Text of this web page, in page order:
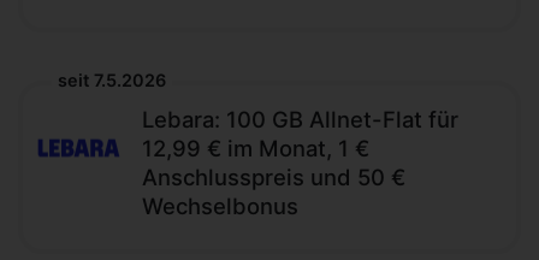
seit 7.5.2026
Lebara: 100 GB Allnet-Flat für
12,99 € im Monat, 1 €
Anschlusspreis und 50 €
Wechselbonus